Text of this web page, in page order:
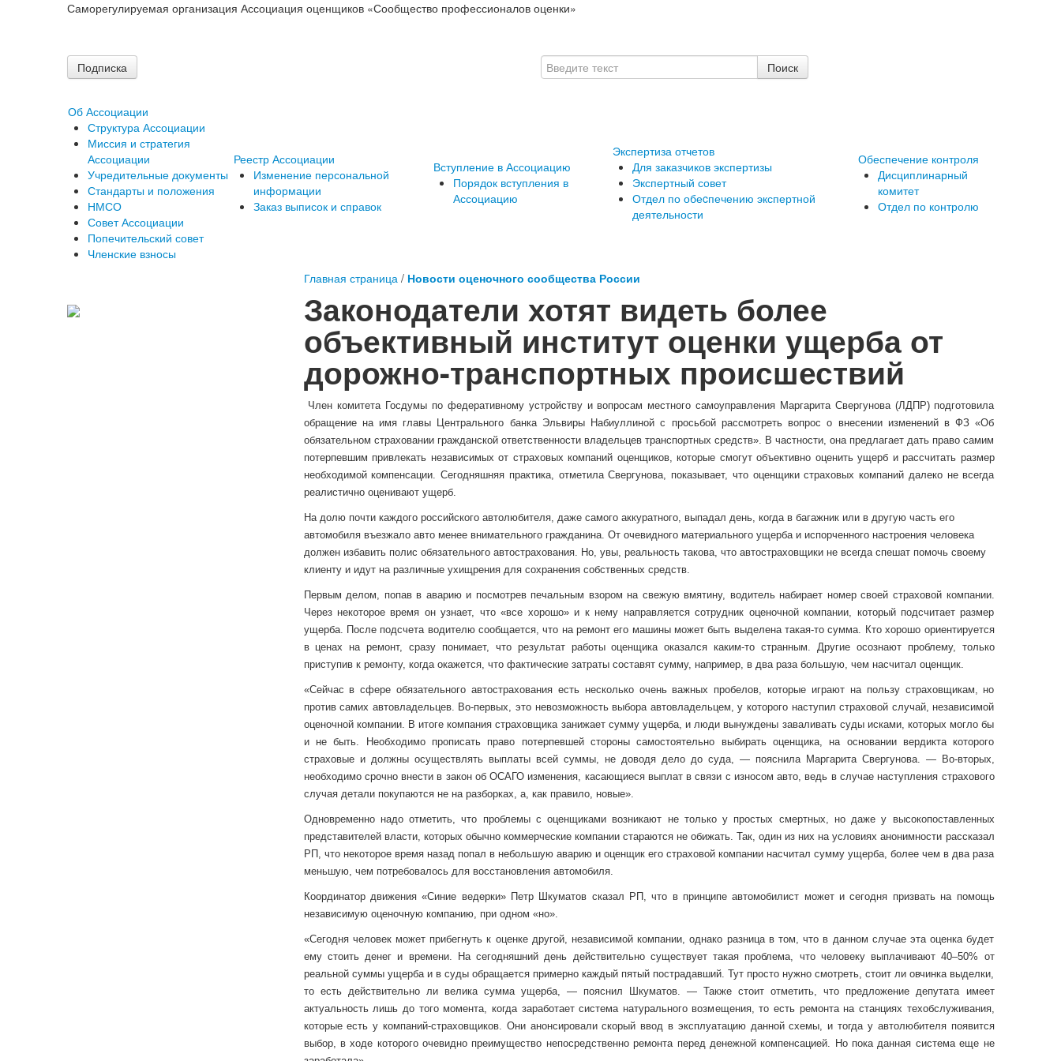
Саморегулируемая организация Ассоциация оценщиков «Сообщество профессионалов оценки»
Подписка
Об Ассоциации
Структура Ассоциации
Миссия и стратегия
Ассоциации
Учредительные документы
Стандарты и положения
НМСО
Совет Ассоциации
Попечительский совет
Членские взносы
Реестр Ассоциации
Изменение персональной
информации
Заказ выписок и справок
Вступление в Ассоциацию
Порядок вступления в
Ассоциацию
Экспертиза отчетов
Для заказчиков экспертизы
Экспертный совет
Отдел по обеcпечению экспертной
деятельности
Обеспечение контроля
Дисциплинарный
комитет
Отдел по контролю
Главная страница / Новости оценочного сообщества России
Законодатели хотят видеть более
объективный институт оценки ущерба от
дорожно-транспортных происшествий
Член комитета Госдумы по федеративному устройству и вопросам местного самоуправления Маргарита Свергунова (ЛДПР) подготовила
обращение на имя главы Центрального банка Эльвиры Набиуллиной с просьбой рассмотреть вопрос о внесении изменений в ФЗ «Об
обязательном страховании гражданской ответственности владельцев транспортных средств». В частности, она предлагает дать право самим
потерпевшим привлекать независимых от страховых компаний оценщиков, которые смогут объективно оценить ущерб и рассчитать размер
необходимой компенсации. Сегодняшняя практика, отметила Свергунова, показывает, что оценщики страховых компаний далеко не всегда
реалистично оценивают ущерб.
На долю почти каждого российского автолюбителя, даже самого аккуратного, выпадал день, когда в багажник или в другую часть его
автомобиля въезжало авто менее внимательного гражданина. От очевидного материального ущерба и испорченного настроения человека
должен избавить полис обязательного автострахования. Но, увы, реальность такова, что автостраховщики не всегда спешат помочь своему
клиенту и идут на различные ухищрения для сохранения собственных средств.
Первым делом, попав в аварию и посмотрев печальным взором на свежую вмятину, водитель набирает номер своей страховой компании.
Через некоторое время он узнает, что «все хорошо» и к нему направляется сотрудник оценочной компании, который подсчитает размер
ущерба. После подсчета водителю сообщается, что на ремонт его машины может быть выделена такая-то сумма. Кто хорошо ориентируется
в ценах на ремонт, сразу понимает, что результат работы оценщика оказался каким-то странным. Другие осознают проблему, только
приступив к ремонту, когда окажется, что фактические затраты составят сумму, например, в два раза большую, чем насчитал оценщик.
«Сейчас в сфере обязательного автострахования есть несколько очень важных пробелов, которые играют на пользу страховщикам, но
против самих автовладельцев. Во-первых, это невозможность выбора автовладельцем, у которого наступил страховой случай, независимой
оценочной компании. В итоге компания страховщика занижает сумму ущерба, и люди вынуждены заваливать суды исками, которых могло бы
и не быть. Необходимо прописать право потерпевшей стороны самостоятельно выбирать оценщика, на основании вердикта которого
страховые и должны осуществлять выплаты всей суммы, не доводя дело до суда, — пояснила Маргарита Свергунова. — Во-вторых,
необходимо срочно внести в закон об ОСАГО изменения, касающиеся выплат в связи с износом авто, ведь в случае наступления страхового
случая детали покупаются не на разборках, а, как правило, новые».
Одновременно надо отметить, что проблемы с оценщиками возникают не только у простых смертных, но даже у высокопоставленных
представителей власти, которых обычно коммерческие компании стараются не обижать. Так, один из них на условиях анонимности рассказал
РП, что некоторое время назад попал в небольшую аварию и оценщик его страховой компании насчитал сумму ущерба, более чем в два раза
меньшую, чем потребовалось для восстановления автомобиля.
Координатор движения «Синие ведерки» Петр Шкуматов сказал РП, что в принципе автомобилист может и сегодня призвать на помощь
независимую оценочную компанию, при одном «но».
«Сегодня человек может прибегнуть к оценке другой, независимой компании, однако разница в том, что в данном случае эта оценка будет
ему стоить денег и времени. На сегодняшний день действительно существует такая проблема, что человеку выплачивают 40–50% от
реальной суммы ущерба и в суды обращается примерно каждый пятый пострадавший. Тут просто нужно смотреть, стоит ли овчинка выделки,
то есть действительно ли велика сумма ущерба, — пояснил Шкуматов. — Также стоит отметить, что предложение депутата имеет
актуальность лишь до того момента, когда заработает система натурального возмещения, то есть ремонта на станциях техобслуживания,
которые есть у компаний-страховщиков. Они анонсировали скорый ввод в эксплуатацию данной схемы, и тогда у автолюбителя появится
выбор, в ходе которого очевидно преимущество непосредственно ремонта перед денежной компенсацией. Но пока данная система еще не